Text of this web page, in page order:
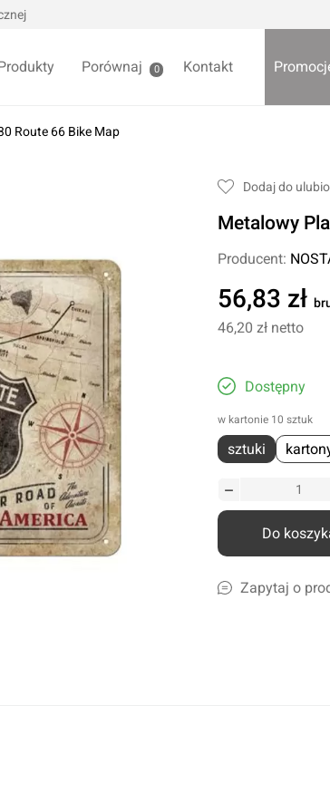
Akcesoria samochodowe
Wycieraczki samochodowe
Foteliki samochodowe
Akcesoria dla dzieci
Lodówki turystyczne
Preparaty do ciężkich zabrudzeń
Konserwacja lakieru i karoserii
Czyszczenie i impregnacja wnętrza
Porównaj 0 Kontakt
Route 66 Bike Map
Dodaj do
Metalowy
Producent:
56,83 zł
46,20 zł netto
Dostępny
w kartonie 10 sztuk
sztuki
Do
Zapytaj o